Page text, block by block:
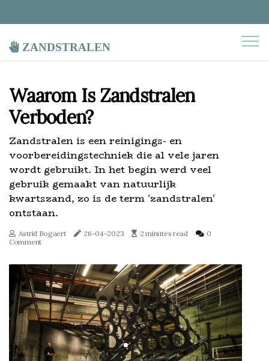
zandstralen
Waarom Is Zandstralen
Verboden?
Zandstralen is een reinigings- en
voorbereidingstechniek die al vele jaren
wordt gebruikt. In het begin werd veel
gebruik gemaakt van natuurlijk
kwartszand, zo is de term 'zandstralen'
ontstaan.
Astrid Bogaert 26-04-2023 2 minutes read
0
Comment